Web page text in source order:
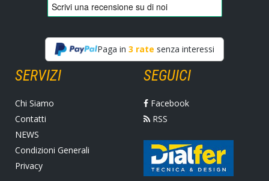
Paga in 3 rate senza interessi
SERVIZI
Chi Siamo
Contatti
NEWS
Condizioni Generali
Privacy
SEGUICI
Facebook
RSS